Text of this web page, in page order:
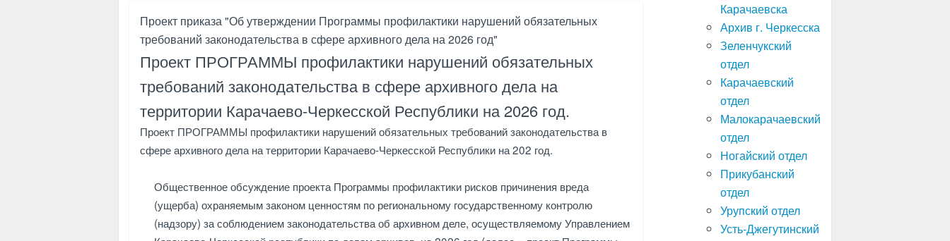
Проект приказа "Об утверждении Программы профилактики нарушений обязательных
требований законодательства в сфере архивного дела на 2026 год"
Проект ПРОГРАММЫ профилактики нарушений обязательных
требований законодательства в сфере архивного дела на
территории Карачаево-Черкесской Республики на 2026 год.
Проект ПРОГРАММЫ профилактики нарушений обязательных требований законодательства в
сфере архивного дела на территории Карачаево-Черкесской Республики на 202 год.
Общественное обсуждение проекта Программы профилактики рисков причинения вреда
(ущерба) охраняемым законом ценностям по региональному государственному контролю
(надзору) за соблюдением законодательства об архивном деле, осуществляемому Управлением
Карачаевска
Архив г. Черкесска
Зеленчукский
отдел
Карачаевский
отдел
Малокарачаевский
отдел
Ногайский отдел
Прикубанский
отдел
Урупский отдел
Усть-Джегутинский